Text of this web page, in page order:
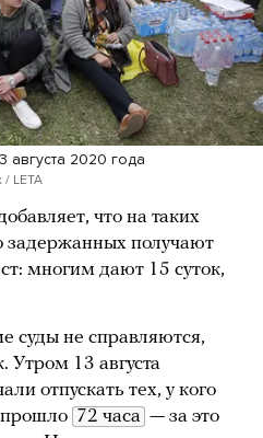
2020 года
/ LETA
что на таких
задержанных получают
многим дают 15 суток,
суды не справляются,
Утром 13 августа
отпускать тех, у кого
72 часа — за это